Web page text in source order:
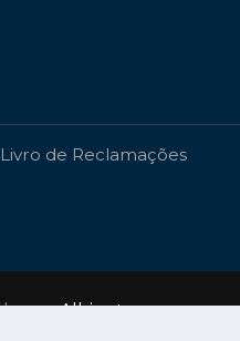
Livro de Reclamações
porAlbinet